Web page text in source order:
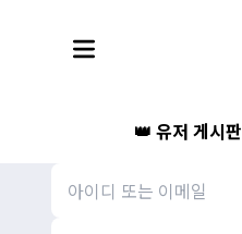
👑 유저 게시판